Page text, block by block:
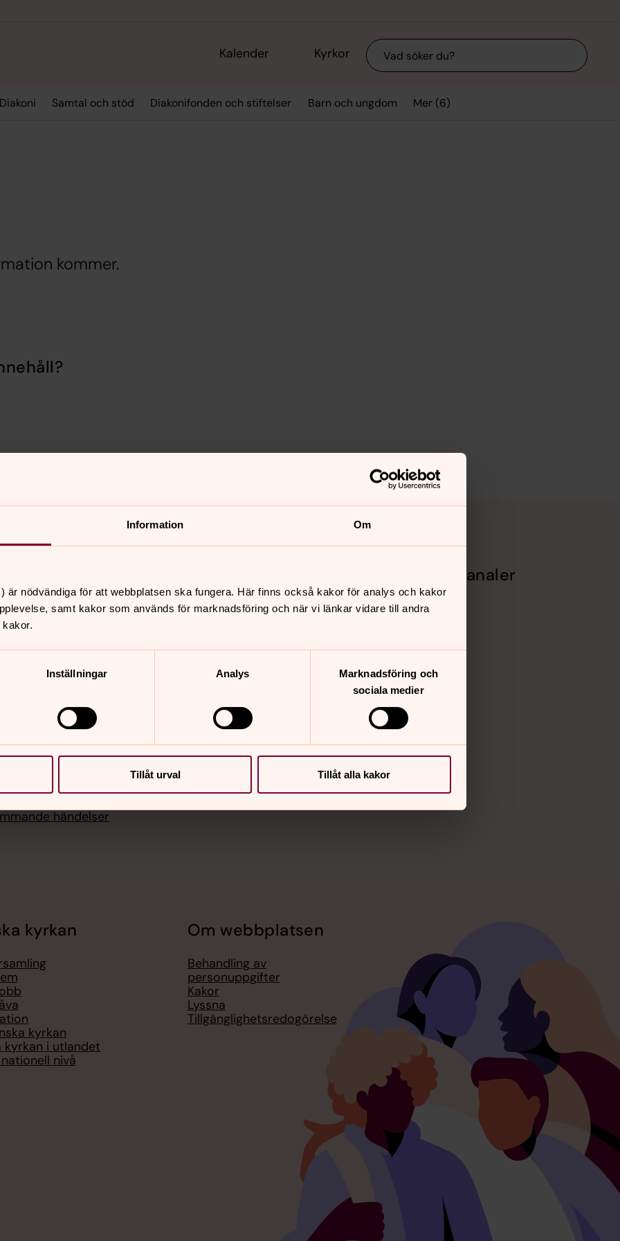
Information Om
är nödvändiga för att webbplatsen ska fungera. Här finns också kakor för analys och kakor
samt kakor som används för marknadsföring och när vi länkar vidare till andra
Inställningar Analys
Marknadsföring och
sociala medier
Tillåt urval Tillåt alla kakor
Kalender Kyrkor Sök
Diakoni Samtal och stöd Diakonifonden och stiftelser Barn och ungdom Mer (6)
kommer.
Kyrkhults kyrka
15.00
öppen
Kyrkhults kyrka
18.00
Kyrkhults
händelser
Sidkarta
Sociala kanaler
Facebook
Instagram
kyrkan
kyrkan
kyrkan i utlandet
nivå
Om webbplatsen
Behandling av
personuppgifter
Kakor
Lyssna
Tillgänglighetsredogörelse